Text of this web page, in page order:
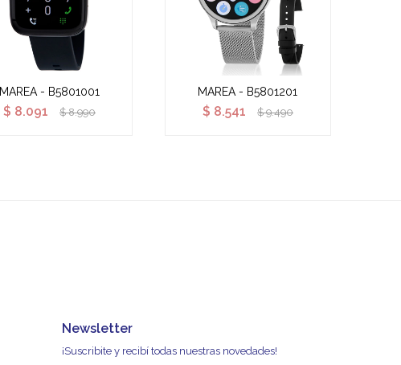
MAREA - B5801001
$ 8.091 $ 8.990
MAREA - B5801201
$ 8.541 $ 9.490
Newsletter
¡Suscribite y recibí todas nuestras novedades!